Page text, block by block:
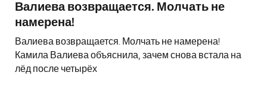
Валиева возвращается. Молчать не
намерена!
Валиева возвращается. Молчать не намерена!
Камила Валиева объяснила, зачем снова встала на
лёд после четырёх